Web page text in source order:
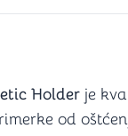
Holder je
od